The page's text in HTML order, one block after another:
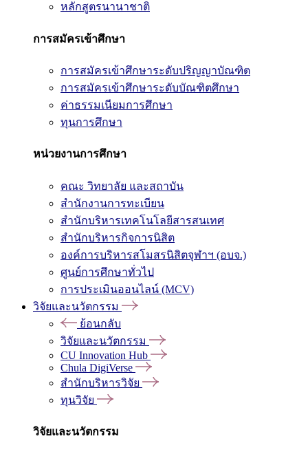
หลักสูตรนานาชาติ
การสมัครเข้าศึกษา
การสมัครเข้าศึกษาระดับปริญญาบัณฑิต
การสมัครเข้าศึกษาระดับบัณฑิตศึกษา
ค่าธรรมเนียมการศึกษา
ทุนการศึกษา
หน่วยงานการศึกษา
คณะ วิทยาลัย และสถาบัน
สำนักงานการทะเบียน
สำนักบริหารเทคโนโลยีสารสนเทศ
สำนักบริหารกิจการนิสิต
องค์การบริหารสโมสรนิสิตจุฬาฯ (อบจ.)
ศูนย์การศึกษาทั่วไป
การประเมินออนไลน์ (MCV)
วิจัยและนวัตกรรม
ย้อนกลับ
วิจัยและนวัตกรรม
CU Innovation Hub
Chula DigiVerse
สำนักบริหารวิจัย
ทุนวิจัย
วิจัยและนวัตกรรม